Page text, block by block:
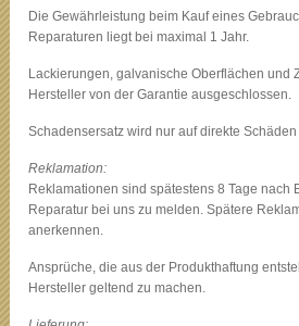
Die Gewährleistung beim Kauf eines
Reparaturen liegt bei maximal 1 Jahr.
Lackierungen, galvanische Oberflächen und
Hersteller von der Garantie ausgeschlossen.
Schadensersatz wird nur auf direkte
Reklamation:
Reklamationen sind spätestens 8 Tage nach
Reparatur bei uns zu melden. Spätere
anerkennen.
Ansprüche, die aus der Produkthaftung
Hersteller geltend zu machen.